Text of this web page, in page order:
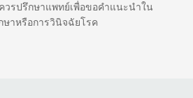
วรปรึกษาแพทย์เพื่อขอคำแนะนำใน
ษาหรือการวินิจฉัยโรค